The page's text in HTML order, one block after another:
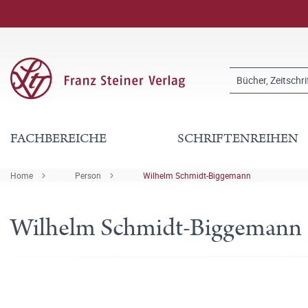
FACHBEREICHE SCHRIFTENREIHEN
Home Person Wilhelm Schmidt-Biggemann
Wilhelm Schmidt-Biggemann